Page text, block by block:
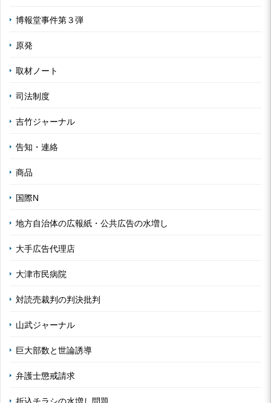
博報堂事件第３弾
原発
取材ノート
司法制度
吉竹ジャーナル
告知・連絡
商品
国際N
地方自治体の広報紙・公共広告の水増し
大手広告代理店
大津市民病院
対読売裁判の判決批判
山武ジャーナル
巨大部数と世論誘導
弁護士懲戒請求